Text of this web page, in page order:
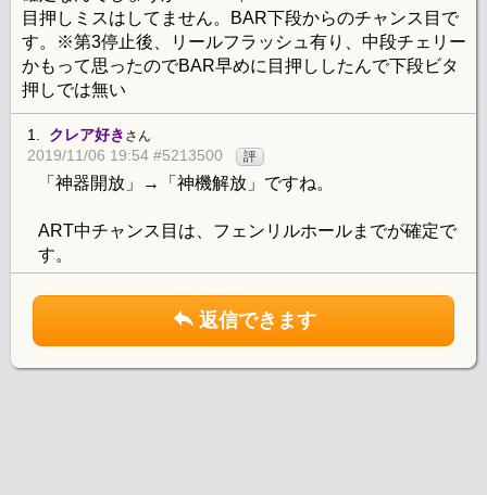
目押しミスはしてません。BAR下段からのチャンス目で
す。※第3停止後、リールフラッシュ有り、中段チェリー
かもって思ったのでBAR早めに目押ししたんで下段ビタ
押しでは無い
1. クレア好き さん
2019/11/06 19:54 #5213500 評
「神器開放」→「神機解放」ですね。
ART中チャンス目は、フェンリルホールまでが確定で
す。
返信できます